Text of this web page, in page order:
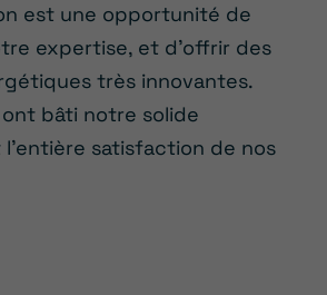
est une opportunité de
expertise, et d’offrir des
très innovantes.
bâti notre solide
satisfaction de nos